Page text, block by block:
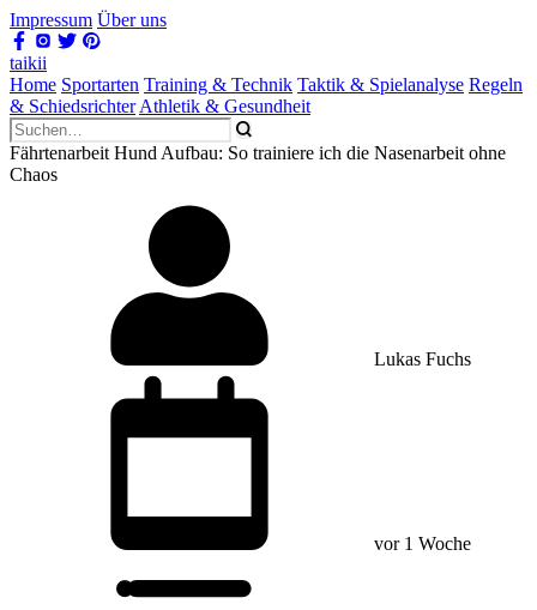
Impressum Über uns
taikii
Home Sportarten Training & Technik Taktik & Spielanalyse Regeln
& Schiedsrichter Athletik & Gesundheit
Fährtenarbeit Hund Aufbau: So trainiere ich die Nasenarbeit ohne
Chaos
Lukas Fuchs
vor 1 Woche